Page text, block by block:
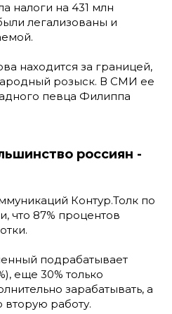
налоги на 431 млн
легализованы и
находится за границей,
розыск. В СМИ ее
певца Филиппа
россиян -
Контур.Толк по
что 87% процентов
подрабатывает
еще 30% только
зарабатывать, а
вторую работу.